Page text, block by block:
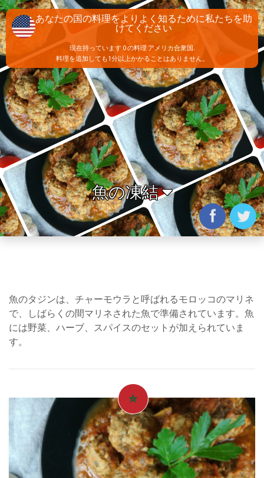
魚の凍結
魚のタジンは、チャーモウラと呼ばれるモロッコのマリネ
で、しばらくの間マリネされた魚で準備されています。魚
には野菜、ハーブ、スパイスのセットが加えられていま
す。
あなたの国の料理をよりよく知るために私たちを助
けてください
現在持っています 0 の料理 アメリカ合衆国.
料理を追加しても1分以上かかることはありません。